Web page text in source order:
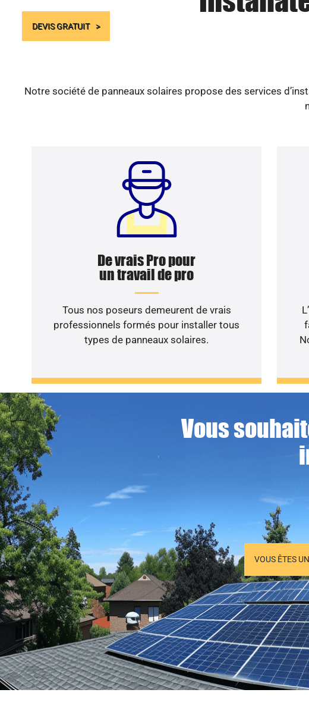
DEVIS GRATUIT
Notre société de panneaux solaires propose des services
De vrais Pro pour
un travail de pro
Tous nos poseurs demeurent de vrais
professionnels formés pour installer tous
types de panneaux solaires.
Vous
VOUS ÊTES